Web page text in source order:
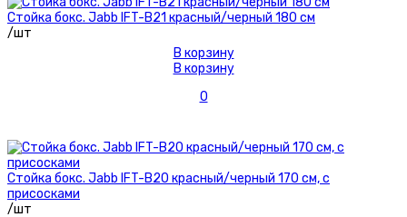
Стойка бокс. Jabb IFT-B21 красный/черный 180 см
/шт
В корзину
В корзину
0
Стойка бокс. Jabb IFT-B20 красный/черный 170 см, с
присосками
/шт